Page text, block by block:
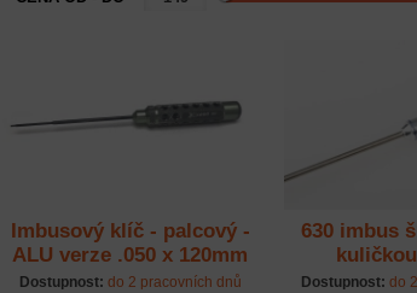
Imbusový klíč - palcový -
ALU verze .050 x 120mm
(HSS typ)
Dostupnost: do 2 pracovních dnů
630 imbus
Dostupnost: do